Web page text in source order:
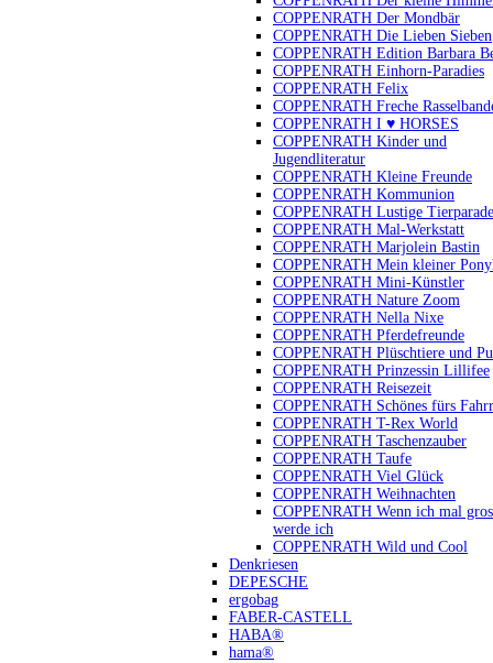
COPPENRATH Der Mondbär
COPPENRATH Die Lieben Sieben
COPPENRATH Edition Barbara
COPPENRATH Einhorn-Paradies
COPPENRATH Felix
COPPENRATH Freche
COPPENRATH I ♥ HORSES
COPPENRATH Kinder und
Jugendliteratur
COPPENRATH Kleine Freunde
COPPENRATH Kommunion
COPPENRATH Lustige Tierparade
COPPENRATH Mal-Werkstatt
COPPENRATH Marjolein Bastin
COPPENRATH Mein kleiner
COPPENRATH Mini-Künstler
COPPENRATH Nature Zoom
COPPENRATH Nella Nixe
COPPENRATH Pferdefreunde
COPPENRATH Plüschtiere und
COPPENRATH Prinzessin Lillifee
COPPENRATH Reisezeit
COPPENRATH Schönes fürs
COPPENRATH T-Rex World
COPPENRATH Taschenzauber
COPPENRATH Taufe
COPPENRATH Viel Glück
COPPENRATH Weihnachten
COPPENRATH Wenn ich mal
werde ich
COPPENRATH Wild und Cool
Denkriesen
DEPESCHE
ergobag
FABER-CASTELL
HABA®
hama®